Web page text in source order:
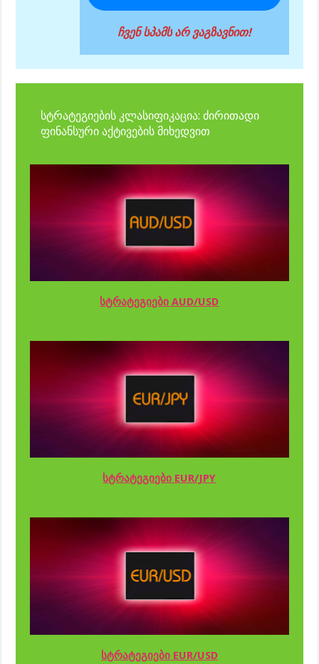
ჩვენ სპამს არ ვაგზავნით!
სტრატეგიების კლასიფიკაცია: ძირითადი
ფინანსური აქტივების მიხედვით
სტრატეგიები AUD/USD
სტრატეგიები EUR/JPY
სტრატეგიები EUR/USD